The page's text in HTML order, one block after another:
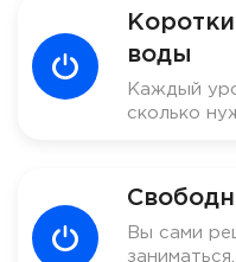
воды
Каждый
сколько
Вы сами